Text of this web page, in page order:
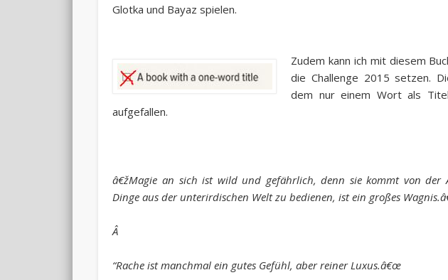
Glotka und Bayaz spielen.
Zudem kann ich mit diesem
die Challenge 2015 setzen.
dem nur einem Wort als
aufgefallen.
â€žMagie an sich ist wild und gefährlich, denn sie kommt von der
Dinge aus der unterirdischen Welt zu bedienen, ist ein großes
Â
“Rache ist manchmal ein gutes Gefühl, aber reiner Luxus.â€œ